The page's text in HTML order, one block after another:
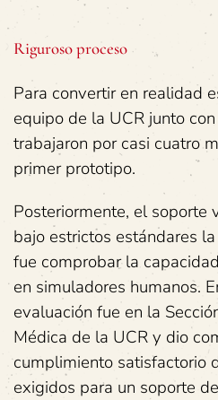
Riguroso proceso
Para convertir en realidad
equipo de la UCR junto
trabajaron por casi cuatro
primer prototipo.
Posteriormente, el soporte
bajo estrictos estándares
fue comprobar la
en simuladores humanos.
evaluación fue en la
Médica de la UCR y dio
cumplimiento satisfactorio
exigidos para un soporte